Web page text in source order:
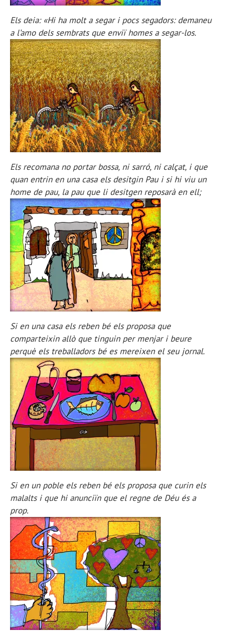
Els deia: «Hi ha molt a segar i pocs segadors: demaneu
a l’amo dels sembrats que enviï homes a segar-los.
Els recomana no portar bossa, ni sarró, ni calçat, i que
quan entrin en una casa els desitgin Pau i si hi viu un
home de pau, la pau que li desitgen reposarà en ell;
Si en una casa els reben bé els proposa que
comparteixin allò que tinguin per menjar i beure
perquè els treballadors bé es mereixen el seu jornal.
Si en un poble els reben bé els proposa que curin els
malalts i que hi anunciïn que el regne de Déu és a
prop.